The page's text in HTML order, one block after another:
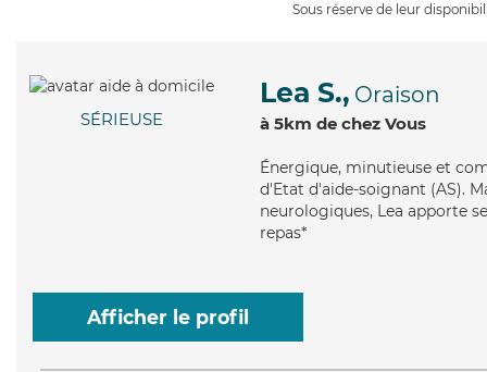
Sous réserve de leur
SÉRIEUSE
Lea S., Oraison
à 5km de chez Vous
Énergique, minutieuse et
d'Etat d'aide-soignant (AS).
neurologiques, Lea apporte
repas*
Afficher le profil